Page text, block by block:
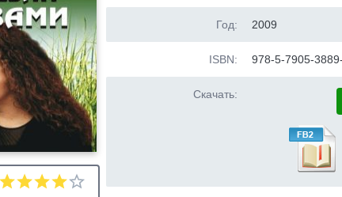
Год: 2009
ISBN: 978-5-7905-
Скачать: